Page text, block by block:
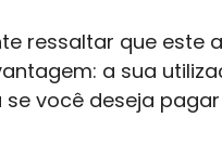
ressaltar que este
a sua
se você deseja